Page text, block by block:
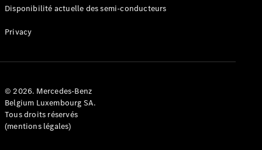
Disponibilité actuelle des semi-conducteurs
Privacy
© 2026. Mercedes-Benz
Belgium Luxembourg SA.
Tous droits réservés
(mentions légales)